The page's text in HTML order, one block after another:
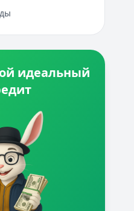
идеальный